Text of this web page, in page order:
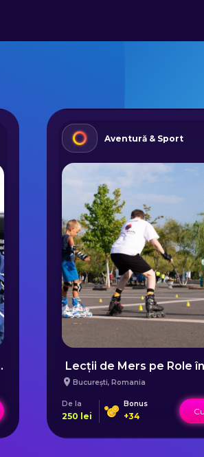
Sport
Aventură & Sport
București, Romania
De la
250 lei
Bonus
+34